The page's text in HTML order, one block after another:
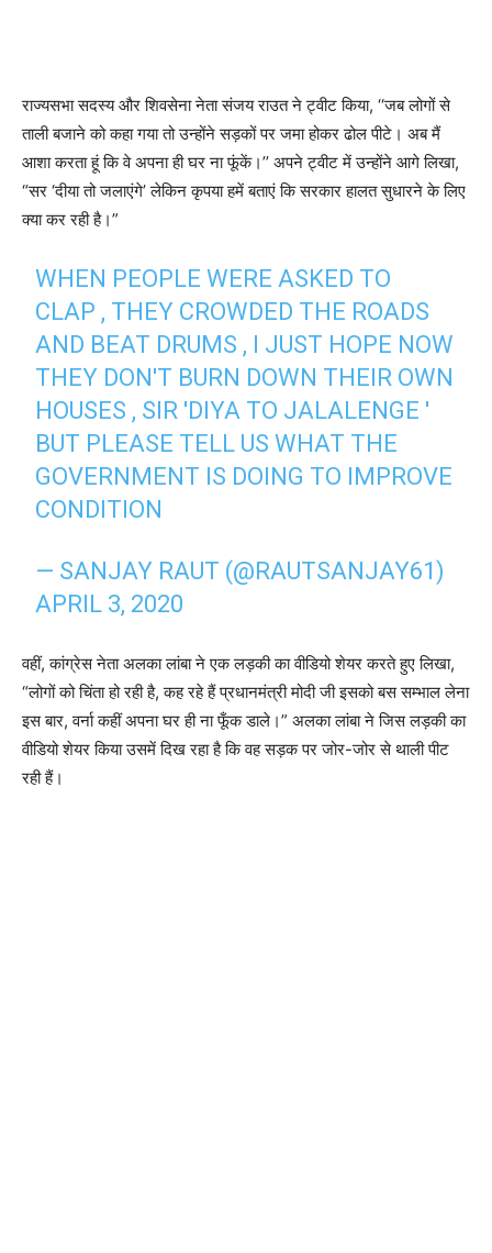
राज्यसभा सदस्य और शिवसेना नेता संजय राउत ने ट्वीट किया, ‘‘जब लोगों से
ताली बजाने को कहा गया तो उन्होंने सड़कों पर जमा होकर ढोल पीटे। अब मैं
आशा करता हूं कि वे अपना ही घर ना फूंकें।’’ अपने ट्वीट में उन्होंने आगे लिखा,
“सर ‘दीया तो जलाएंगे’ लेकिन कृपया हमें बताएं कि सरकार हालत सुधारने के लिए
क्या कर रही है।”
WHEN PEOPLE WERE ASKED TO
CLAP , THEY CROWDED THE ROADS
AND BEAT DRUMS , I JUST HOPE NOW
THEY DON'T BURN DOWN THEIR OWN
HOUSES , SIR 'DIYA TO JALALENGE '
BUT PLEASE TELL US WHAT THE
GOVERNMENT IS DOING TO IMPROVE
CONDITION
— SANJAY RAUT (@RAUTSANJAY61)
APRIL 3, 2020
वहीं, कांग्रेस नेता अलका लांबा ने एक लड़की का वीडियो शेयर करते हुए लिखा,
“लोगों को चिंता हो रही है, कह रहे हैं प्रधानमंत्री मोदी जी इसको बस सम्भाल लेना
इस बार, वर्ना कहीं अपना घर ही ना फूँक डाले।” अलका लांबा ने जिस लड़की का
वीडियो शेयर किया उसमें दिख रहा है कि वह सड़क पर जोर-जोर से थाली पीट
रही हैं।